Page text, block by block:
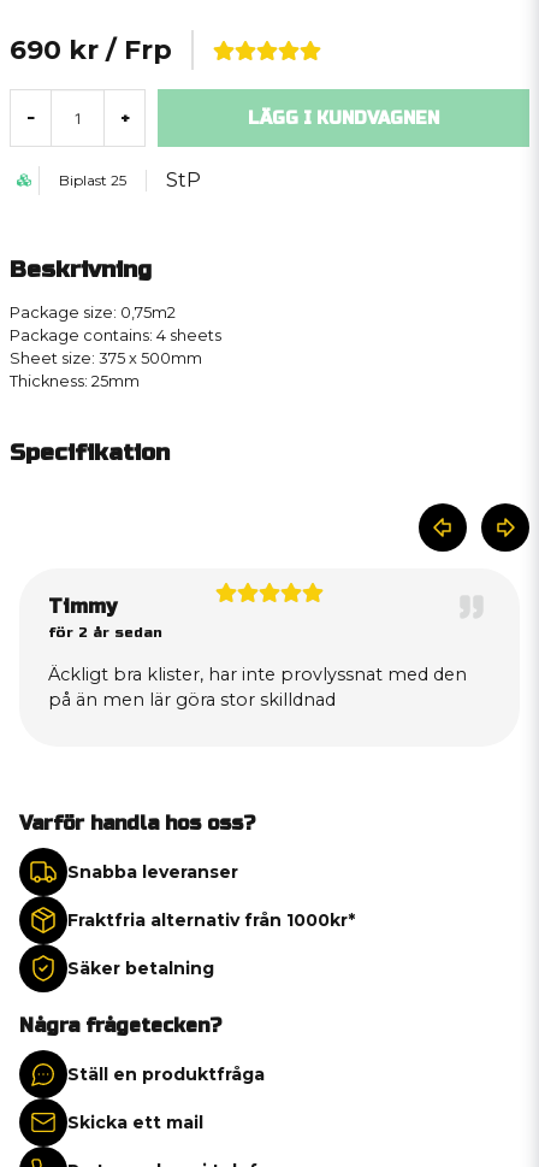
690 kr / Frp
- + LÄGG I KUNDVAGNEN
Biplast 25 StP
Beskrivning
Package size: 0,75m2
Package contains: 4 sheets
Sheet size: 375 x 500mm
Thickness: 25mm
Specifikation
Timmy
för 2 år sedan
Äckligt bra klister, har inte provlyssnat med den
på än men lär göra stor skilldnad
Varför handla hos oss?
Snabba leveranser
Fraktfria alternativ från 1000kr*
Säker betalning
Några frågetecken?
Ställ en produktfråga
Skicka ett mail